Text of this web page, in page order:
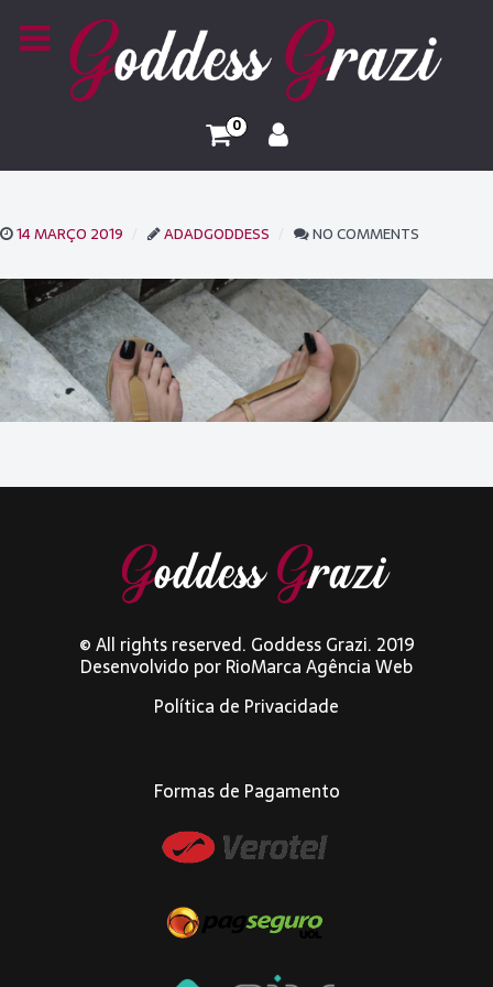
0
14 MARÇO 2019 ADADGODDESS NO COMMENTS
© All rights reserved. Goddess Grazi. 2019
Desenvolvido porRioMarca Agência Web
Política de Privacidade
Formas de Pagamento